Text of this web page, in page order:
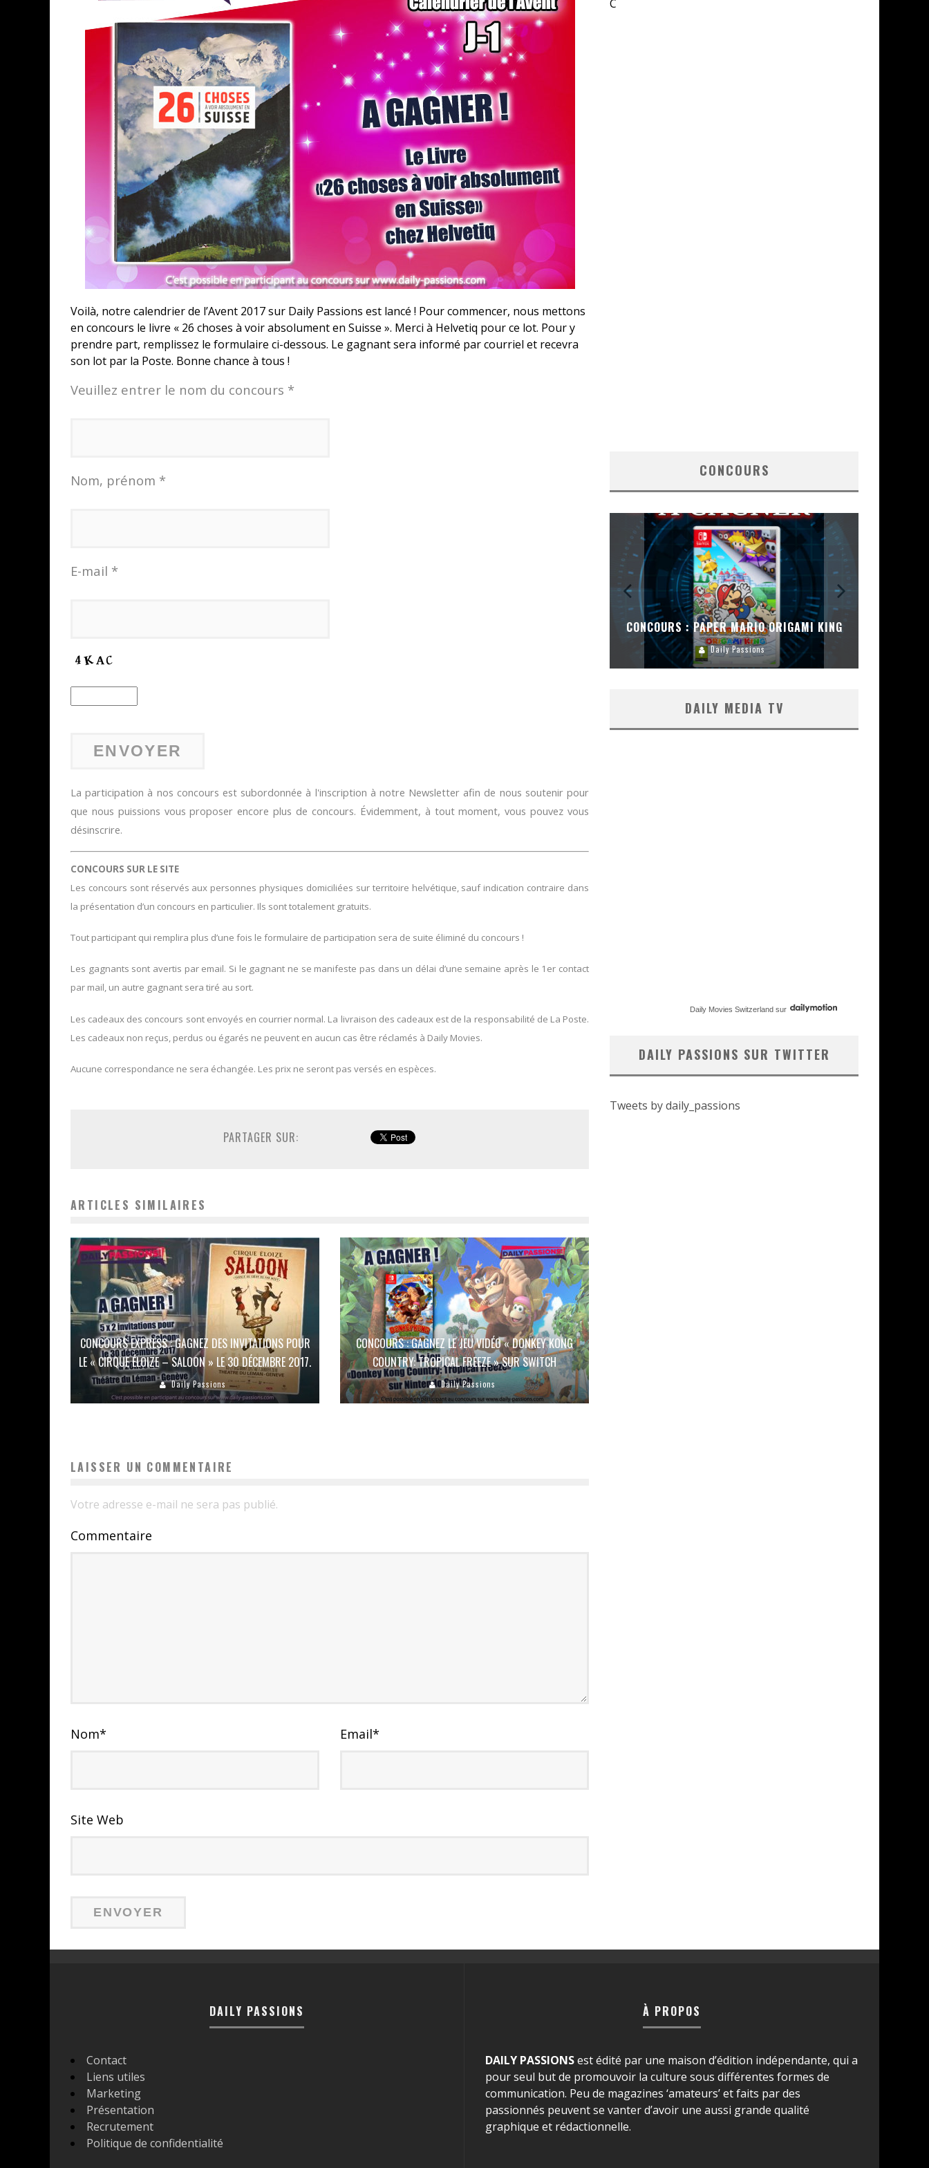
ASSASSIN'S CREED BLACK FLAG RESYNCED
« LE VENT DAND LES SAULES » - UNE BELLE HISTOIRE !
« DAMN THEM ALL » - UN DUO DE CHOC !
« LOVE IS A BOXING RING (TOMES 1 & 2) » – UN PASSÉ TROUBLE !
« WOLF-MAN / INTEGRALE TOMES 1 ET 2 » - CRUELLE VENGEANCE !
Voilà, notre calendrier de l’Avent 2017 sur Daily Passions est lancé ! Pour commencer, nous mettons
en concours le livre « 26 choses à voir absolument en Suisse ». Merci à Helvetiq pour ce lot. Pour y
prendre part, remplissez le formulaire ci-dessous. Le gagnant sera informé par courriel et recevra
son lot par la Poste. Bonne chance à tous !
Veuillez entrer le nom du concours *
Nom, prénom *
E-mail *
La participation à nos concours est subordonnée à l'inscription à notre Newsletter afin de nous soutenir pour
que nous puissions vous proposer encore plus de concours. Évidemment, à tout moment, vous pouvez vous
désinscrire.
CONCOURS SUR LE SITE
Les concours sont réservés aux personnes physiques domiciliées sur territoire helvétique, sauf indication contraire dans
la présentation d’un concours en particulier. Ils sont totalement gratuits.
Tout participant qui remplira plus d’une fois le formulaire de participation sera de suite éliminé du concours !
Les gagnants sont avertis par email. Si le gagnant ne se manifeste pas dans un délai d’une semaine après le 1er contact
par mail, un autre gagnant sera tiré au sort.
Les cadeaux des concours sont envoyés en courrier normal. La livraison des cadeaux est de la responsabilité de La Poste.
Les cadeaux non reçus, perdus ou égarés ne peuvent en aucun cas être réclamés à Daily Movies.
Aucune correspondance ne sera échangée. Les prix ne seront pas versés en espèces.
PARTAGER SUR:
ARTICLES SIMILAIRES
CONCOURS EXPRESS : GAGNEZ DES INVITATIONS POUR
LE « CIRQUE ÉLOIZE – SALOON » LE 30 DÉCEMBRE 2017.
Daily Passions
CONCOURS : GAGNEZ LE JEU VIDÉO « DONKEY KONG
COUNTRY: TROPICAL FREEZE » SUR SWITCH
Daily Passions
LAISSER UN COMMENTAIRE
Votre adresse e-mail ne sera pas publié.
Commentaire
Nom* Email*
Site Web
C
CONCOURS
CONCOURS : PAPER MARIO ORIGAMI KING
Daily Passions
DAILY MEDIA TV
Daily Movies Switzerland sur
DAILY PASSIONS SUR TWITTER
Tweets by daily_passions
DAILY PASSIONS
Contact
Liens utiles
Marketing
Présentation
Recrutement
Politique de confidentialité
À PROPOS
DAILY PASSIONSest édité par une maison d’édition indépendante, qui a
pour seul but de promouvoir la culture sous différentes formes de
communication. Peu de magazines ‘amateurs’ et faits par des
passionnés peuvent se vanter d’avoir une aussi grande qualité
graphique et rédactionnelle.